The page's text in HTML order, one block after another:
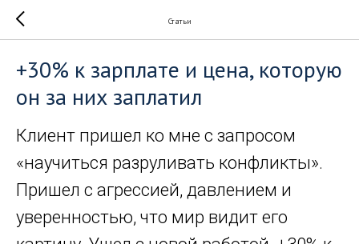
Статьи
+30% к зарплате и цена, которую
он за них заплатил
Клиент пришел ко мне с запросом
«научиться разруливать конфликты».
Пришел с агрессией, давлением и
уверенностью, что мир видит его